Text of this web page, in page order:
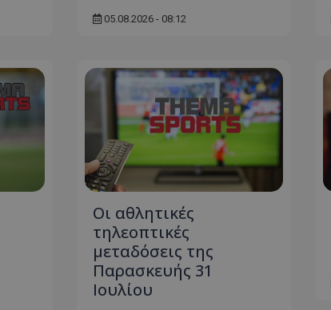
05.08.2026 - 08:12
Οι αθλητικές
τηλεοπτικές
μεταδόσεις της
Παρασκευής 31
Ιουλίου